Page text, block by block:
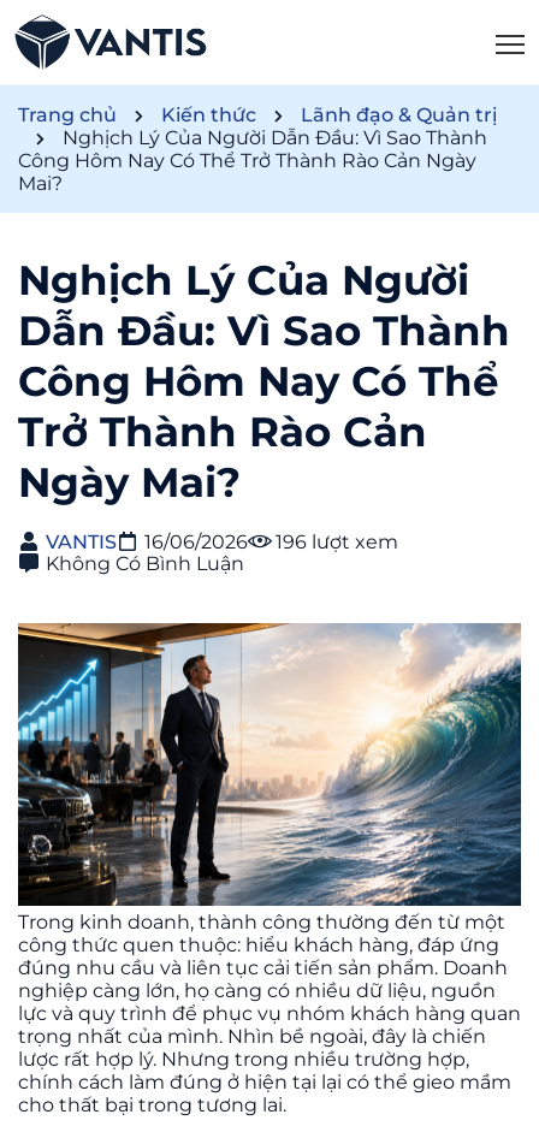
Trang chủ Kiến thức
Lãnh đạo & Quản trị
Nghịch Lý Của Người Dẫn Đầu: Vì Sao Thành
Công Hôm Nay Có Thể Trở Thành Rào Cản Ngày
Mai?
Nghịch Lý Của Người
Dẫn Đầu: Vì Sao Thành
Công Hôm Nay Có Thể
Trở Thành Rào Cản
Ngày Mai?
VANTIS 16/06/2026
196 lượt xem
Không Có Bình Luận
Trong kinh doanh, thành công thường đến từ một
công thức quen thuộc: hiểu khách hàng, đáp ứng
đúng nhu cầu và liên tục cải tiến sản phẩm. Doanh
nghiệp càng lớn, họ càng có nhiều dữ liệu, nguồn
lực và quy trình để phục vụ nhóm khách hàng quan
trọng nhất của mình. Nhìn bề ngoài, đây là chiến
lược rất hợp lý. Nhưng trong nhiều trường hợp,
chính cách làm đúng ở hiện tại lại có thể gieo mầm
cho thất bại trong tương lai.